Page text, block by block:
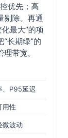
优先；高
剔除。再通
最大”的项
长期绿”的
带宽。
、P95延迟
用性
微波动